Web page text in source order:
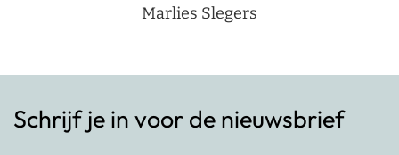
Marlies Slegers
Schrijf je in voor de nieuwsbrief